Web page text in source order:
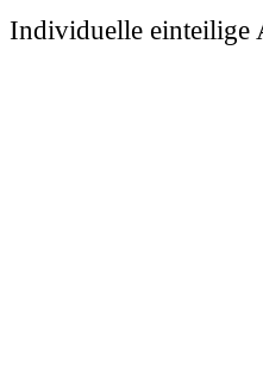
Individuelle einteilige